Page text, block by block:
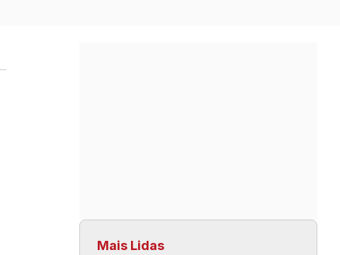
Mais Lidas